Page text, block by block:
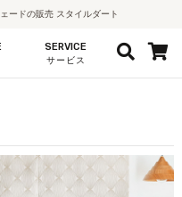
ードの販売 スタイルダート
SERVICE
サービス